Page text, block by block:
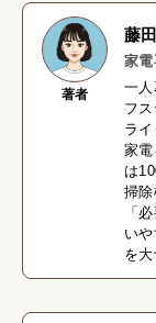
著者
藤
家
一人
フ
ラ
家
は
掃除
「
い
を